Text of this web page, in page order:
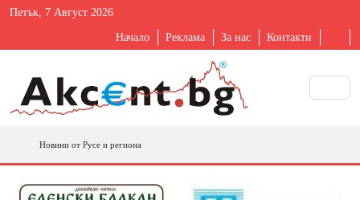
Петък, 7 Август 2026
Начало Реклама За нас Контакти
Новини от Русе и региона